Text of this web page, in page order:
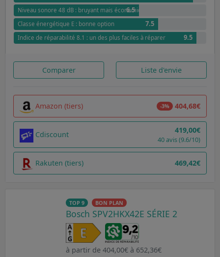
Niveau sonore 48 dB : bruyant mais économique
6.5
Classe énergétique E : bonne option 7.5
Indice de réparabilité 8.1 : un des plus faciles à réparer 9.5
Comparer Liste d'envie
Amazon (tiers) -3% 404,68€
Cdiscount 419,00€
40 avis (9.6/10)
Rakuten (tiers) 469,42€
TOP 9 BON PLAN
Bosch SPV2HKX42E SÉRIE 2
à partir de 404,00€ à 652,36€